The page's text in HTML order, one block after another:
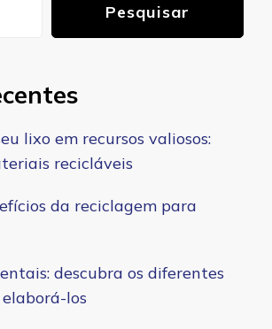
Pesquisar
lixo em recursos valiosos:
recicláveis
da reciclagem para
descubra os diferentes
los